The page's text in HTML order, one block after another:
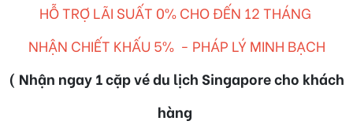
HỖ TRỢ LÃI SUẤT 0% CHO ĐẾN 12 THÁNG
NHẬN CHIẾT KHẤU 5% - PHÁP LÝ MINH BẠCH
( Nhận ngay 1 cặp vé du lịch Singapore cho khách
hàng